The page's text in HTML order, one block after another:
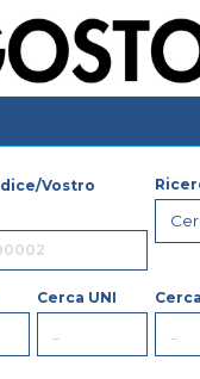
Vostro
Cerca UNI